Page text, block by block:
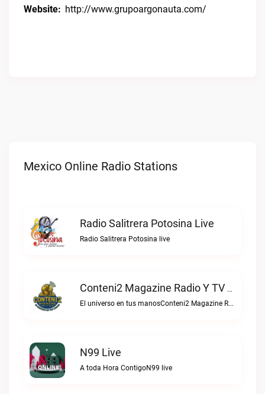
Website: http://www.grupoargonauta.com/
Mexico Online Radio Stations
Radio Salitrera Potosina Live
Radio Salitrera Potosina live
Conteni2 Magazine Radio Y TV Digital Live
El universo en tus manosConteni2 Magazine Radio y TV Digital live
N99 Live
A toda Hora ContigoN99 live